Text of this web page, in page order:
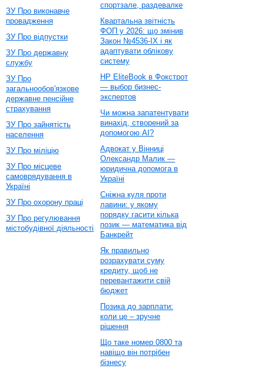
ЗУ Про виконавче
провадження
ЗУ Про відпустки
ЗУ Про державну
службу
ЗУ Про
загальнообов'язкове
державне пенсійне
страхування
ЗУ Про зайнятість
населення
ЗУ Про міліцію
ЗУ Про місцеве
самоврядування в
Україні
ЗУ Про охорону праці
ЗУ Про регулювання
містобудівної діяльності
спортзале, раздевалке
Квартальна звітність
ФОП у 2026: що змінив
Закон №4536-IX і як
адаптувати облікову
систему
HP EliteBook в Фокстрот
— выбор бизнес-
экспертов
Чи можна запатентувати
винахід, створений за
допомогою AI?
Адвокат у Вінниці
Олександр Малик —
юридична допомога в
Україні
Сніжна куля проти
лавини: у якому
порядку гасити кілька
позик — математика від
Банкрейт
Як правильно
розрахувати суму
кредиту, щоб не
перевантажити свій
бюджет
Позика до зарплати:
коли це – зручне
рішення
Що таке номер 0800 та
навіщо він потрібен
бізнесу